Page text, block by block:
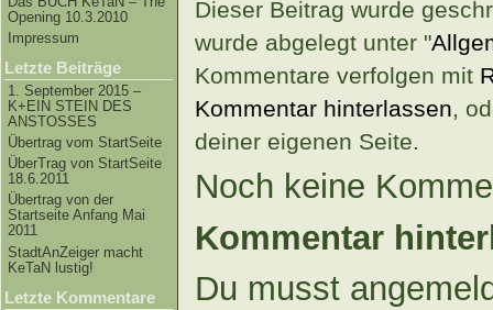
Opening 10.3.2010
Impressum
Letzte Beiträge
1. September 2015 –
K+EIN STEIN DES
ANSTOSSES
Übertrag vom StartSeite
ÜberTrag von StartSeite
18.6.2011
Übertrag von der
Startseite Anfang Mai
2011
StadtAnZeiger macht
KeTaN lustig!
Letzte Kommentare
Dieser Beitrag wurde
wurde abgelegt unter "
Kommentare verfolgen mit
Kommentar hinterlassen,
deiner eigenen Seite.
Noch keine
Kommentar
Du musst